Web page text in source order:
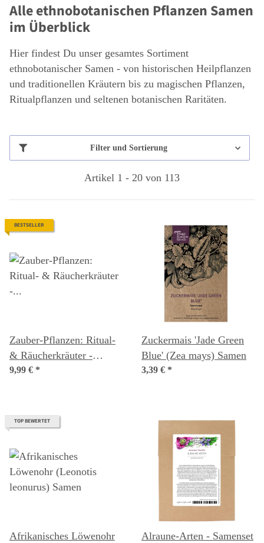
Alle ethnobotanischen Pflanzen Samen
im Überblick
Hier findest Du unser gesamtes Sortiment
ethnobotanischer Samen - von historischen Heilpflanzen
und traditionellen Kräutern bis zu magischen Pflanzen,
Ritualpflanzen und seltenen botanischen Raritäten.
Filter und Sortierung
Artikel 1 - 20 von 113
BESTSELLER
Zauber-Pflanzen: Ritual-
& Räucherkräuter -
Samenset Nr.9
9,99 € *
Zuckermais 'Jade Green
Blue' (Zea mays) Samen
3,39 € *
TOP BEWERTET
Afrikanisches Löwenohr
Alraune-Arten - Samenset